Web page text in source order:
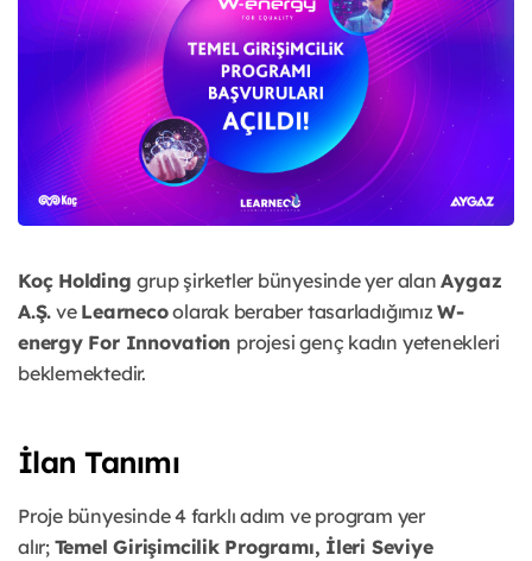
Koç Holdinggrup şirketler bünyesinde yer alanAygaz
A.Ş. ve Learnecoolarak beraber tasarladığımızW-
energy For Innovation projesi genç kadın yetenekleri
beklemektedir.
İlan Tanımı
Proje bünyesinde 4 farklı adım ve program yer
alır; Temel Girişimcilik Programı, İleri Seviye